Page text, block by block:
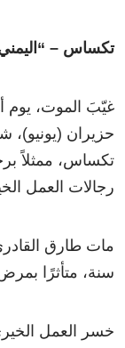
تكساس –
غيّبَ الموت،
حزيران (يونيو)،
تكساس، ممثلاً
رجالات العمل
سنة، متأثرًا
خسر العمل